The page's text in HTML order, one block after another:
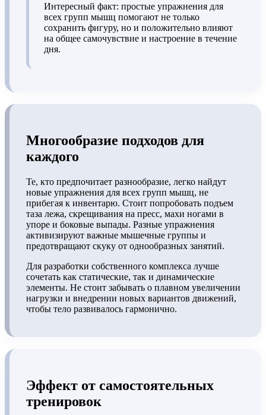
Интересный факт: простые упражнения для
всех групп мышц помогают не только
сохранить фигуру, но и положительно влияют
на общее самочувствие и настроение в течение
дня.
Многообразие подходов для
каждого
Те, кто предпочитает разнообразие, легко найдут
новые упражнения для всех групп мышц, не
прибегая к инвентарю. Стоит попробовать подъем
таза лежа, скрещивания на пресс, махи ногами в
упоре и боковые выпады. Разные упражнения
активизируют важные мышечные группы и
предотвращают скуку от однообразных занятий.
Для разработки собственного комплекса лучше
сочетать как статические, так и динамические
элементы. Не стоит забывать о плавном увеличении
нагрузки и внедрении новых вариантов движений,
чтобы тело развивалось гармонично.
Эффект от самостоятельных
тренировок